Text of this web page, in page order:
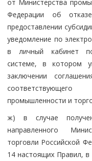
от Министерства
Федерации об
предоставлении
уведомление по
в личный кабинет
системе, в котором
заключении
промышленности и
ж) в случае
направленного
торговли Российской
14 настоящих Правил, в